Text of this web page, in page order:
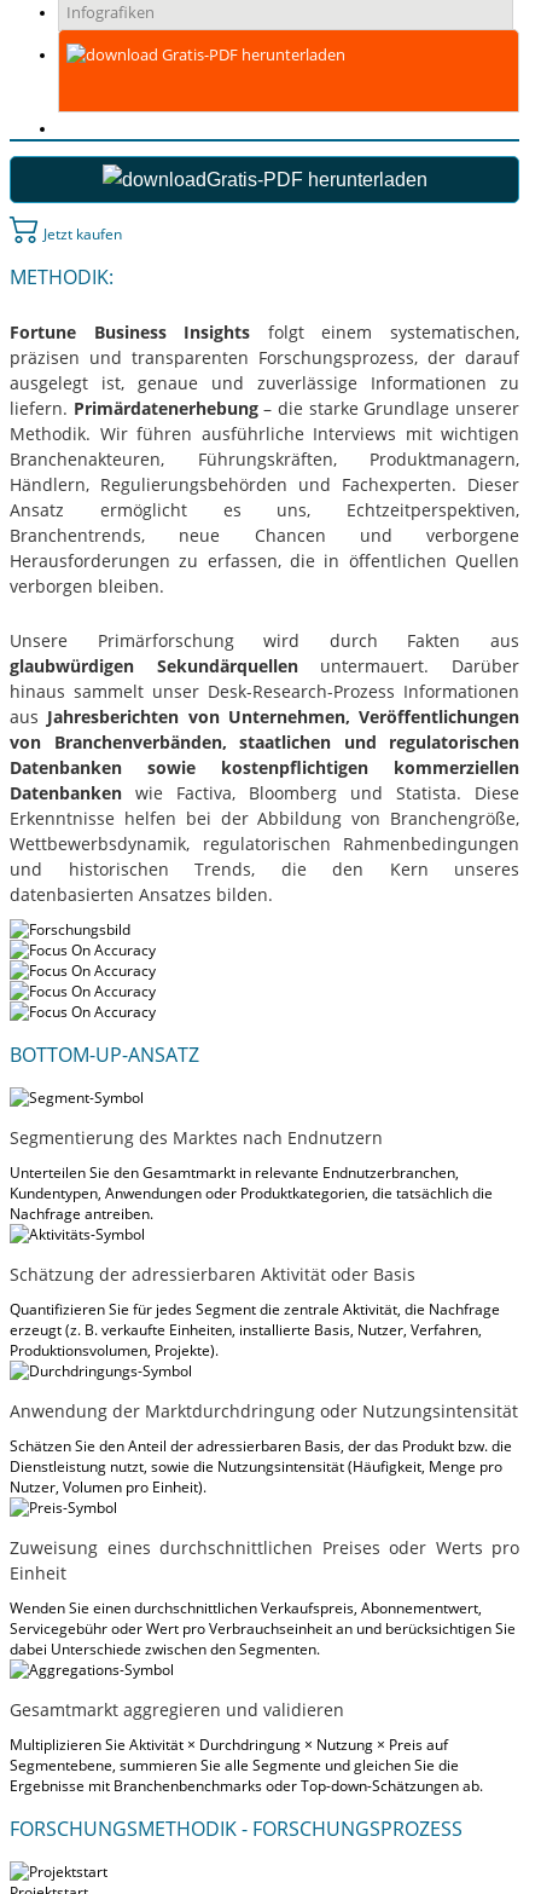
Infografiken
Gratis-PDF herunterladen
Gratis-PDF herunterladen
Jetzt kaufen
METHODIK:
Fortune Business Insights folgt einem systematischen,
präzisen und transparenten Forschungsprozess, der darauf
ausgelegt ist, genaue und zuverlässige Informationen zu
liefern. Primärdatenerhebung– die starke Grundlage unserer
Methodik. Wir führen ausführliche Interviews mit wichtigen
Branchenakteuren, Führungskräften, Produktmanagern,
Händlern, Regulierungsbehörden und Fachexperten. Dieser
Ansatz ermöglicht es uns, Echtzeitperspektiven,
Branchentrends, neue Chancen und verborgene
Herausforderungen zu erfassen, die in öffentlichen Quellen
verborgen bleiben.
Unsere Primärforschung wird durch Fakten aus
glaubwürdigen Sekundärquellenuntermauert. Darüber
hinaus sammelt unser Desk-Research-Prozess Informationen
aus Jahresberichten von Unternehmen, Veröffentlichungen
von Branchenverbänden, staatlichen und regulatorischen
Datenbanken sowie kostenpflichtigen kommerziellen
Datenbanken wie Factiva, Bloomberg und Statista. Diese
Erkenntnisse helfen bei der Abbildung von Branchengröße,
Wettbewerbsdynamik, regulatorischen Rahmenbedingungen
und historischen Trends, die den Kern unseres
datenbasierten Ansatzes bilden.
BOTTOM-UP-ANSATZ
Segmentierung des Marktes nach Endnutzern
Unterteilen Sie den Gesamtmarkt in relevante Endnutzerbranchen,
Kundentypen, Anwendungen oder Produktkategorien, die tatsächlich die
Nachfrage antreiben.
Schätzung der adressierbaren Aktivität oder Basis
Quantifizieren Sie für jedes Segment die zentrale Aktivität, die Nachfrage
erzeugt (z. B. verkaufte Einheiten, installierte Basis, Nutzer, Verfahren,
Produktionsvolumen, Projekte).
Anwendung der Marktdurchdringung oder Nutzungsintensität
Schätzen Sie den Anteil der adressierbaren Basis, der das Produkt bzw. die
Dienstleistung nutzt, sowie die Nutzungsintensität (Häufigkeit, Menge pro
Nutzer, Volumen pro Einheit).
Zuweisung eines durchschnittlichen Preises oder Werts pro
Einheit
Wenden Sie einen durchschnittlichen Verkaufspreis, Abonnementwert,
Servicegebühr oder Wert pro Verbrauchseinheit an und berücksichtigen Sie
dabei Unterschiede zwischen den Segmenten.
Gesamtmarkt aggregieren und validieren
Multiplizieren Sie Aktivität × Durchdringung × Nutzung × Preis auf
Segmentebene, summieren Sie alle Segmente und gleichen Sie die
Ergebnisse mit Branchenbenchmarks oder Top-down-Schätzungen ab.
FORSCHUNGSMETHODIK - FORSCHUNGSPROZESS